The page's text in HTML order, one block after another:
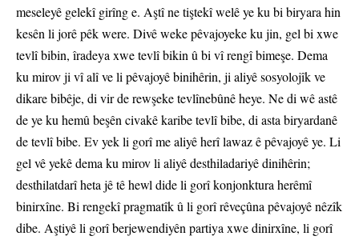
meseleyê gelekî girîng e. Aştî ne tiştekî welê ye ku bi biryara hin
kesên li jorê pêk were. Divê weke pêvajoyeke ku jin, gel bi xwe
tevlî bibin, îradeya xwe tevlî bikin û bi vî rengî bimeşe. Dema
ku mirov ji vî alî ve li pêvajoyê binihêrin, ji aliyê sosyolojîk ve
dikare bibêje, di vir de rewşeke tevlînebûnê heye. Ne di wê astê
de ye ku hemû beşên civakê karibe tevlî bibe, di asta biryardanê
de tevlî bibe. Ev yek li gorî me aliyê herî lawaz ê pêvajoyê ye. Li
gel vê yekê dema ku mirov li aliyê desthiladariyê dinihêrin;
desthilatdarî heta jê tê hewl dide li gorî konjonktura herêmî
binirxîne. Bi rengekî pragmatîk û li gorî rêveçûna pêvajoyê nêzîk
dibe. Aştiyê li gorî berjewendiyên partiya xwe dinirxîne, li gorî